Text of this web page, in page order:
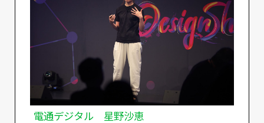
電通デジタル 星野沙恵